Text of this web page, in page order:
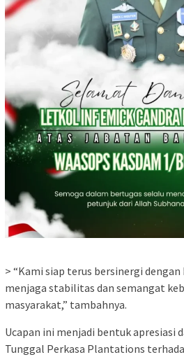
> “Kami siap terus bersinergi
menjaga stabilitas dan semangat
masyarakat,” tambahnya.
Ucapan ini menjadi bentuk apresiasi
Tunggal Perkasa Plantations